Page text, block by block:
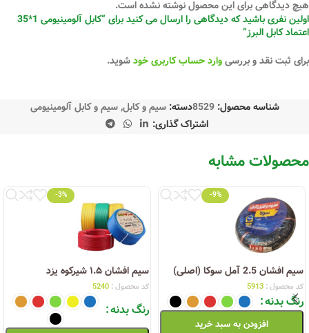
هیچ دیدگاهی برای این محصول نوشته نشده است.
اولین نفری باشید که دیدگاهی را ارسال می کنید برای “کابل آلومینیومی 1*35
اعتماد کابل البرز”
برای ثبت نقد و بررسیوارد حساب کاربری خودشوید.
شناسه محصول:8529دسته: سیم و کابل, سیم و کابل آلومینیومی
اشتراک گذاری:
محصولات مشابه
-9%
سیم افشان 2.5 آمل سوکا (اصلی)
کد محصول : 5913
رنگ بدنه
افزودن به سبد خرید
-3%
سیم افشان ۱.۵ شیرکوه یزد
کد محصول : 5240
رنگ بدنه